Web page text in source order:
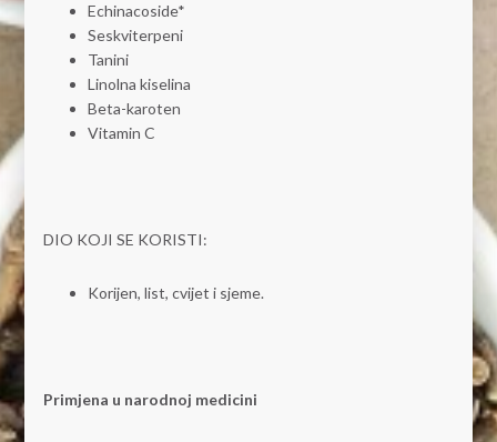
Echinacoside*
Seskviterpeni
Tanini
Linolna kiselina
Beta-karoten
Vitamin C
DIO KOJI SE KORISTI:
Korijen, list, cvijet i sjeme.
Primjena u narodnoj medicini